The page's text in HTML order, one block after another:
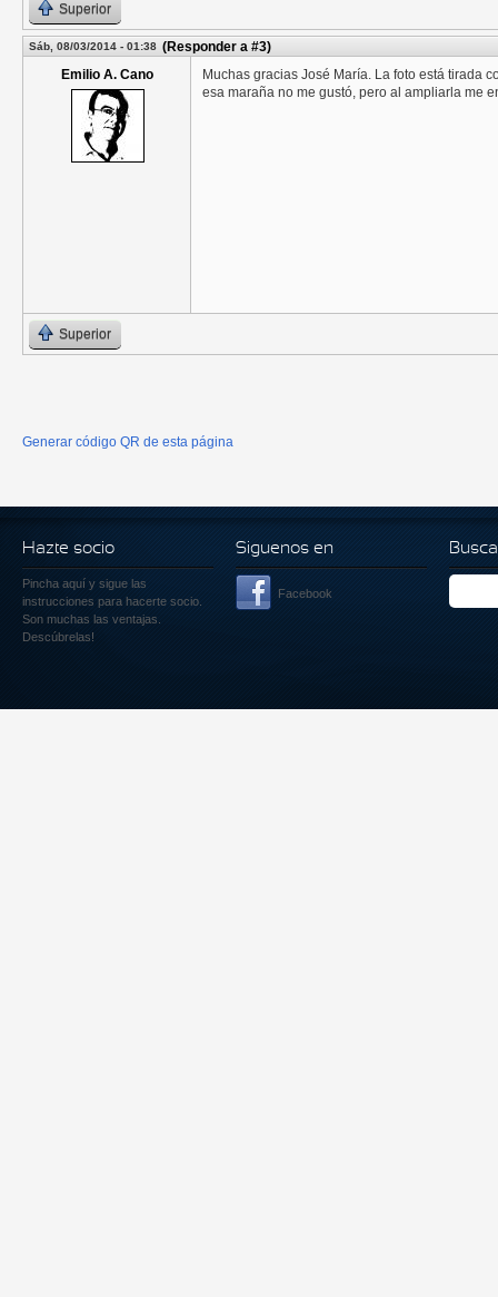
Superior
Sáb, 08/03/2014 - 01:38 (Responder a #3)
Emilio A. Cano
Muchas gracias José María. La foto está tirada
esa maraña no me gustó, pero al ampliarla me
Superior
Generar código QR de esta página
Hazte socio
Pincha aquí y sigue las
instrucciones para hacerte socio.
Son muchas las ventajas.
Descúbrelas!
Siguenos en
Facebook